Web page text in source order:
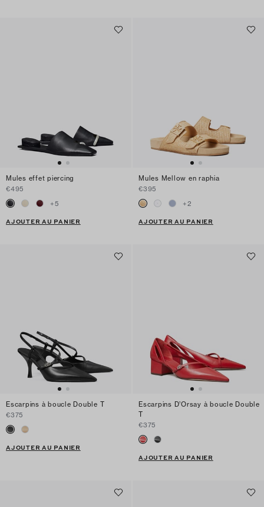
Mules effet piercing
€495
+5
AJOUTER AU PANIER
Mules Mellow en raphia
€395
+2
AJOUTER AU PANIER
Escarpins à boucle Double T
€375
AJOUTER AU PANIER
Escarpins D’Orsay à boucle Double
T
€375
AJOUTER AU PANIER